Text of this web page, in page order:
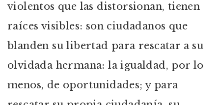
violentos que las distorsionan, tienen
raíces visibles: son ciudadanos que
blanden su libertad para rescatar a su
olvidada hermana: la igualdad, por lo
menos, de oportunidades; y para